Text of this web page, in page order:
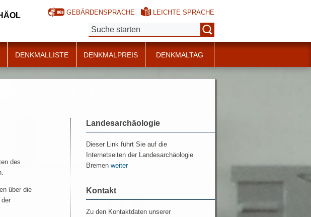
GEBÄRDENSPRACHE
LEICHTE SPRACHE
Suche:
DENKMALLISTE DENKMALPREIS DENKMALTAG
des
über die
Landesarchäologie
Dieser Link führt Sie auf die
Internetseiten der Landesarchäologie
Bremen weiter
Kontakt
Zu den Kontaktdaten unserer